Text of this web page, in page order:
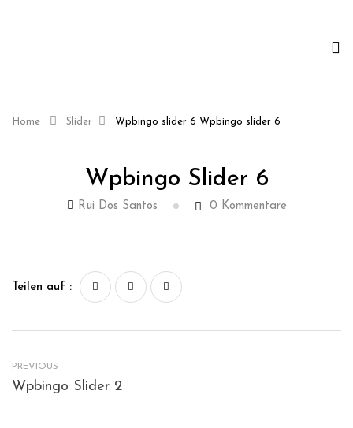
Home Slider Wpbingo slider 6 Wpbingo slider 6
Wpbingo Slider 6
Rui Dos Santos 0 Kommentare
Teilen auf :
PREVIOUS
Wpbingo Slider 2